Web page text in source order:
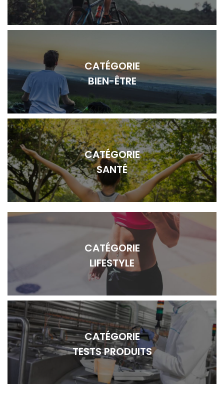
CATÉGORIE
BIEN-ÊTRE
CATÉGORIE
SANTÉ
CATÉGORIE
LIFESTYLE
CATÉGORIE
TESTS PRODUITS